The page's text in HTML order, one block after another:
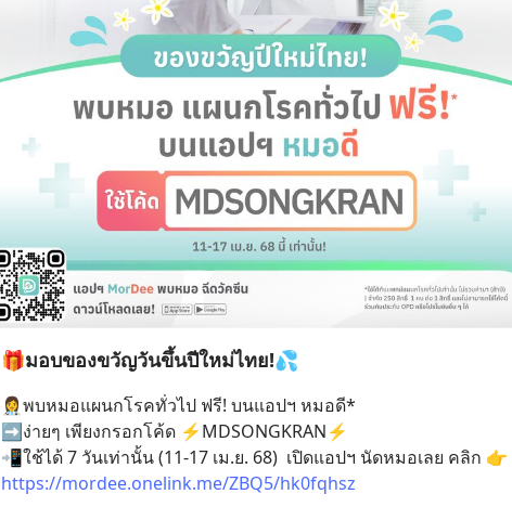
🎁มอบของขวัญวันขึ้นปีใหม่ไทย!💦
👩‍⚕️พบหมอแผนกโรคทั่วไป ฟรี! บนแอปฯ หมอดี*
➡️ง่ายๆ เพียงกรอกโค้ด ⚡MDSONGKRAN⚡
https://mordee.onelink.me/ZBQ5/hk0fqhsz